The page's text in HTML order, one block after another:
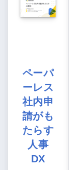
ペーパ
ーレス
社内申
請がも
たらす
人事
DX